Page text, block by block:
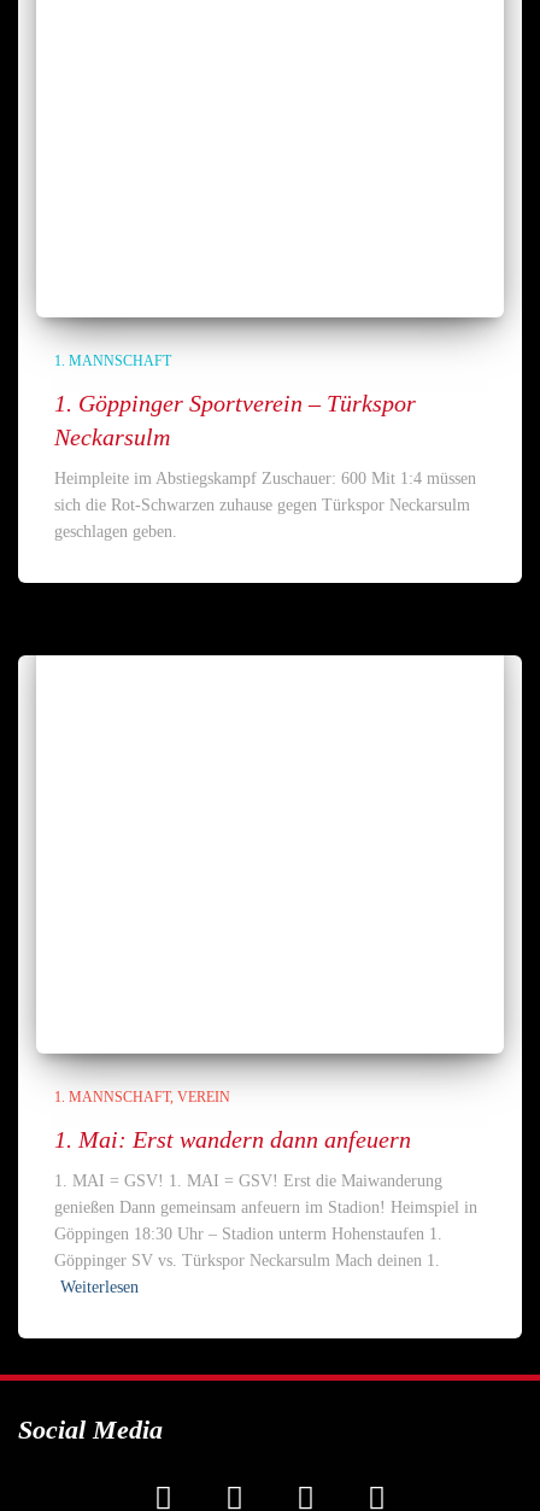
1. MANNSCHAFT
1. Göppinger Sportverein – Türkspor
Neckarsulm
Heimpleite im Abstiegskampf Zuschauer: 600 Mit 1:4 müssen
sich die Rot-Schwarzen zuhause gegen Türkspor Neckarsulm
geschlagen geben.
1. MANNSCHAFT VEREIN
1. Mai: Erst wandern dann anfeuern
1. MAI = GSV! 1. MAI = GSV! Erst die Maiwanderung
genießen Dann gemeinsam anfeuern im Stadion! Heimspiel in
Göppingen 18:30 Uhr – Stadion unterm Hohenstaufen 1.
Göppinger SV vs. Türkspor Neckarsulm Mach deinen 1.
Weiterlesen
Social Media